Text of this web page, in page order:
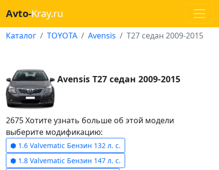
Avto-Kray.ru
Каталог TOYOTA Avensis T27 седан 2009-2015
Avensis T27 седан 2009-2015
2675 Хотите узнать больше об этой модели
выберите модификацию:
⬢ 1.6 Valvematic Бензин 132 л. с.
⬢ 1.8 Valvematic Бензин 147 л. с.